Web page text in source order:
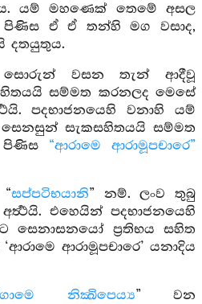
යම් මහණෙක් තෙමේ අසල
පිණිස ඒ ඒ තන්හි මග වසාද,
දතයුතුය.
වසන තැන් ආදීවූ
සම්මත කරනලද මෙසේ
පදභාජනයෙහි වනාහි යම්
සැකසහිතයයි සම්මත
පිණිස “ආරාමෙ ආරාමූපචාරෙ”
සප්පටිභයානි” නම්. ලංව තුබු
එහෙයින් පදභාජනයෙහි
ප්‍රතිභය සහිත
ආරාමූපචාරෙ’ යනාදිය
නික්‍ඛිපෙය්‍ය” වන